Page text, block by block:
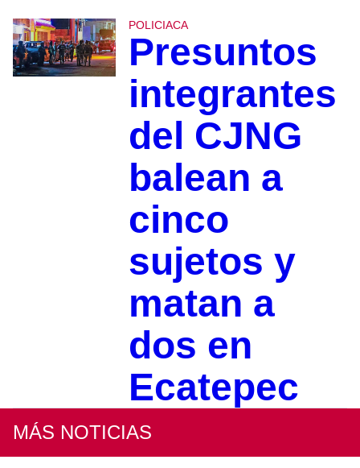
POLICIACA
Presuntos
integrantes
del CJNG
balean a
cinco
sujetos y
matan a
dos en
Ecatepec
MÁS NOTICIAS